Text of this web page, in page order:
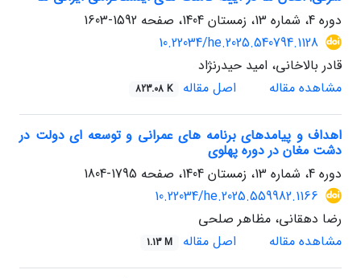
دوره 4، شماره 13، زمستان 1404، صفحه
1592-1603
10.22034/he.2025.540794.1128
قادر بالاخانی، امید حیدرنژاد
مشاهده مقاله
اصل مقاله 823.08 K
اهداف و پیامدهای برنامه های عمرانی و توسعه ای دولت در
دشت مغان در دوره پهلوی
دوره 4، شماره 13، زمستان 1404، صفحه
1795-1804
10.22034/he.2025.559982.1166
رضا دهقانی، مظاهر صلحی
مشاهده مقاله
اصل مقاله 1.13 M